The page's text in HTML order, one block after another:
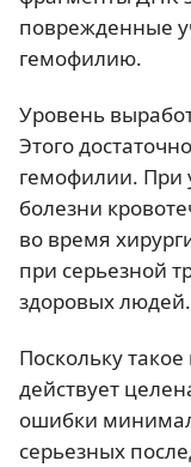
поврежденные
гемофилию.
Уровень
Этого
гемофилии. При
болезни
во время
при серьезной
здоровых людей.
Поскольку
действует
ошибки
серьезных